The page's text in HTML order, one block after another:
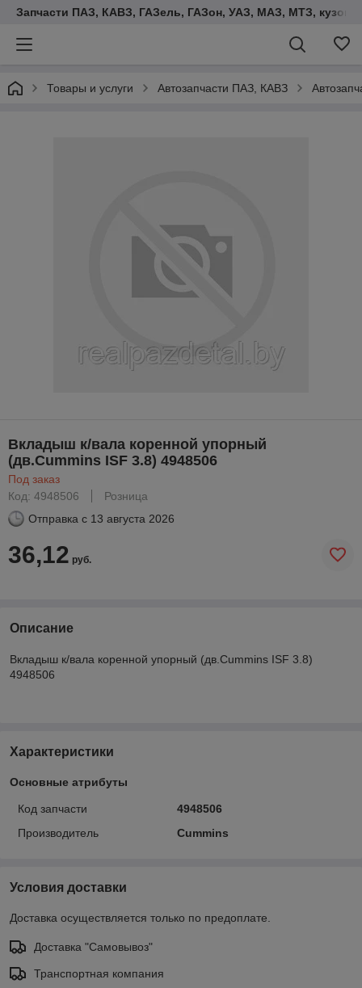
Запчасти ПАЗ, КАВЗ, ГАЗель, ГАЗон, УАЗ, МАЗ, МТЗ,
Товары и услуги Автозапчасти ПАЗ, КАВЗ
Вкладыш к/вала коренной упорный
(дв.Cummins ISF 3.8) 4948506
Под заказ
Код: 4948506
Розница
Отправка с 13 августа 2026
36,12 руб.
Описание
Вкладыш к/вала коренной упорный (дв.Cummins ISF 3.8)
4948506
Характеристики
Основные атрибуты
Код запчасти
4948506
Производитель
Cummins
Условия доставки
Доставка осуществляется только по предоплате.
Доставка "Самовывоз"
Транспортная компания